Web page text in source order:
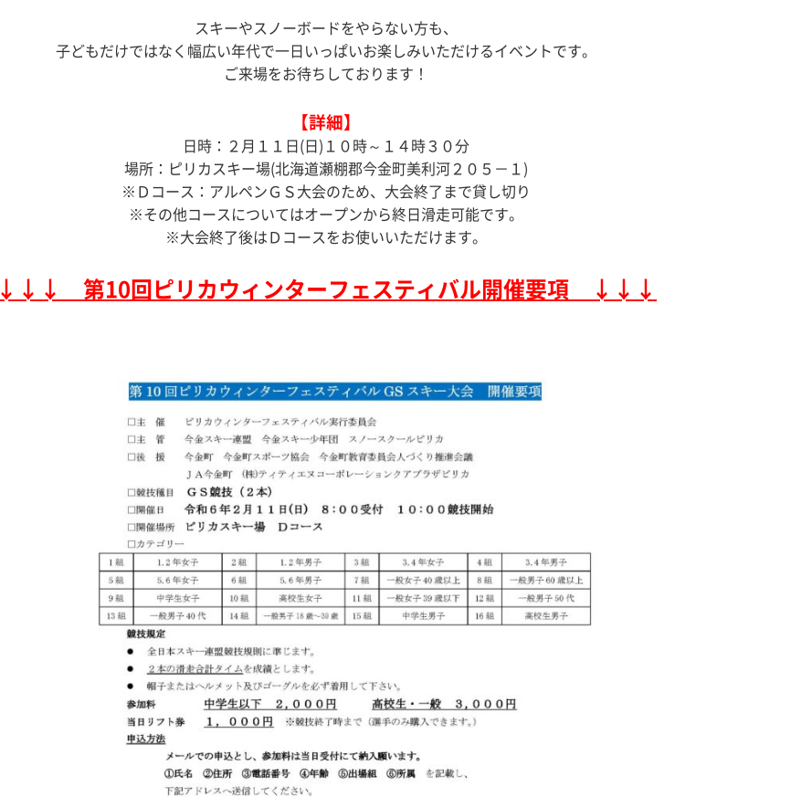
スキーやスノーボードをやらない方も、
子どもだけではなく幅広い年代で一日いっぱいお楽しみいただけるイベントです。
ご来場をお待ちしております！
【詳細】
日時：２月１１日(日)１０時～１４時３０分
場所：ピリカスキー場(北海道瀬棚郡今金町美利河２０５－１)
※Ｄコース：アルペンＧＳ大会のため、大会終了まで貸し切り
※その他コースについてはオープンから終日滑走可能です。
※大会終了後はＤコースをお使いいただけます。
↓↓↓ 第10回ピリカウィンターフェスティバル開催要項 ↓↓↓